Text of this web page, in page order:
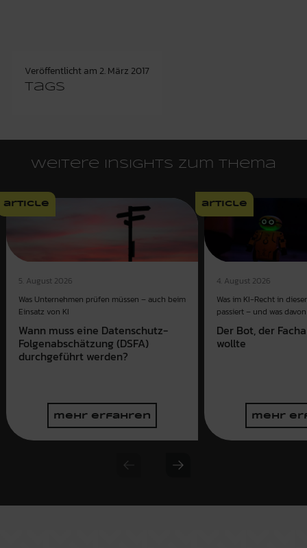
Veröffentlicht am 2. März 2017
Tags
Weitere Insights zum Thema
article
5. August 2026
Was Unternehmen prüfen müssen – auch beim
Einsatz von KI
Wann muss eine Datenschutz-
Folgenabschätzung (DSFA)
durchgeführt werden?
mehr erfahren
article
4. August 2026
Was im KI-Recht in
passiert – und was
Der Bot, der
wollte
mehr
Previous slide
Next slide